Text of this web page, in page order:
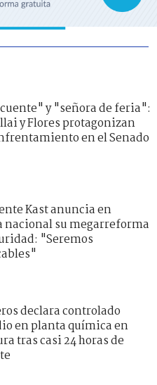
y "señora de feria":
y Flores protagonizan
en el Senado
Kast anuncia en
nacional su megarreforma
"Seremos
declara controlado
en planta química en
tras casi 24 horas de